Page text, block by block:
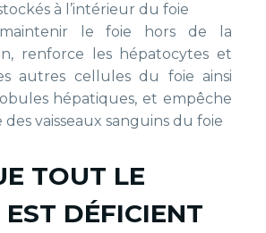
à l’intérieur du foie
le foie hors de la
renforce les hépatocytes et
autres cellules du foie ainsi
hépatiques, et empêche
des vaisseaux sanguins du foie
TOUT LE
DÉFICIENT